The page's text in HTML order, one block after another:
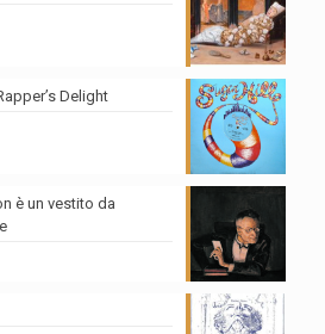
Delight
è un vestito da